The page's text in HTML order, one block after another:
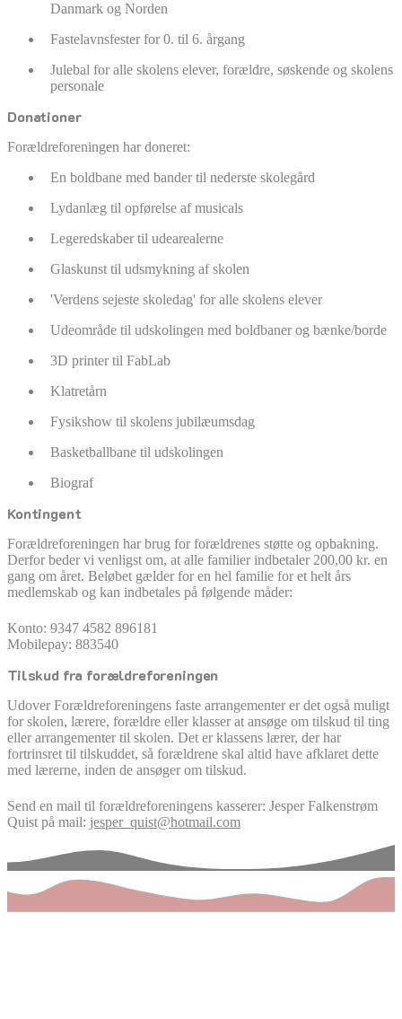
Danmark og Norden
Fastelavnsfester for 0. til 6. årgang
Julebal for alle skolens elever, forældre, søskende og skolens
personale
Donationer
Forældreforeningen har doneret:
En boldbane med bander til nederste skolegård
Lydanlæg til opførelse af musicals
Legeredskaber til udearealerne
Glaskunst til udsmykning af skolen
'Verdens sejeste skoledag' for alle skolens elever
Udeområde til udskolingen med boldbaner og bænke/borde
3D printer til FabLab
Klatretårn
Fysikshow til skolens jubilæumsdag
Basketballbane til udskolingen
Biograf
Kontingent
Forældreforeningen har brug for forældrenes støtte og opbakning.
Derfor beder vi venligst om, at alle familier indbetaler 200,00 kr. en
gang om året. Beløbet gælder for en hel familie for et helt års
medlemskab og kan indbetales på følgende måder:
Konto: 9347 4582 896181
Mobilepay: 883540
Tilskud fra forældreforeningen
Udover Forældreforeningens faste arrangementer er det også muligt
for skolen, lærere, forældre eller klasser at ansøge om tilskud til ting
eller arrangementer til skolen. Det er klassens lærer, der har
fortrinsret til tilskuddet, så forældrene skal altid have afklaret dette
med lærerne, inden de ansøger om tilskud.
Send en mail til forældreforeningens kasserer: Jesper Falkenstrøm
Quist på mail: jesper_quist@hotmail.com